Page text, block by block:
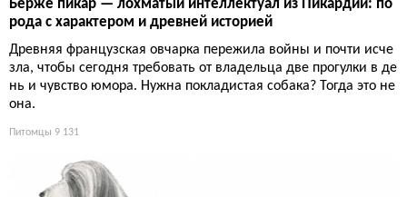
Берже пикар — лохматый интеллектуал из Пикардии: по
рода с характером и древней историей
Древняя французская овчарка пережила войны и почти исче
зла, чтобы сегодня требовать от владельца две прогулки в де
нь и чувство юмора. Нужна покладистая собака? Тогда это не
она.
Питомцы 9 131